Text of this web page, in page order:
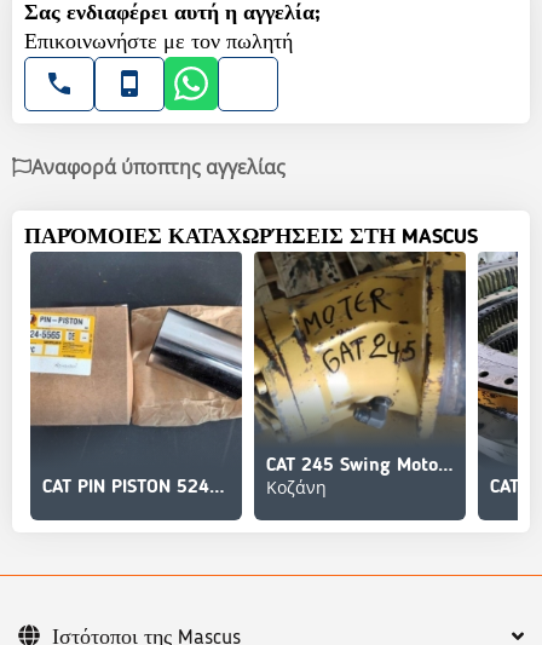
Σας ενδιαφέρει αυτή η αγγελία;
Επικοινωνήστε με τον πωλητή
Αναφορά ύποπτης αγγελίας
ΠΑΡΌΜΟΙΕΣ ΚΑΤΑΧΩΡΉΣΕΙΣ ΣΤΗ MASCUS
CAT PIN PISTON 524-5565
CAT 245 Swing Motor (Μοτέρ Περιστροφής)
Κοζάνη
Ιστότοποι της Mascus